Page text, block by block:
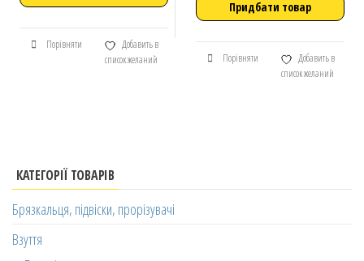
Порівняти
Добавить в
список желаний
Придбати товар
Порівняти
Добавить в
список желаний
КАТЕГОРІЇ ТОВАРІВ
Брязкальця, підвіски, прорізувачі
Взуття